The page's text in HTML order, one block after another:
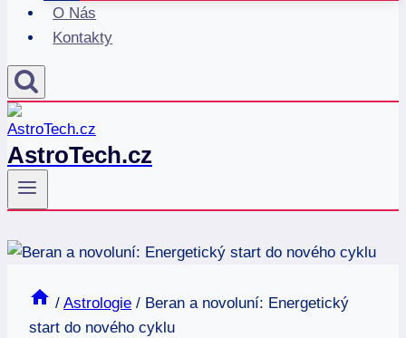
O Nás
Kontakty
AstroTech.cz
/ Astrologie / Beran a novoluní: Energetický
start do nového cyklu